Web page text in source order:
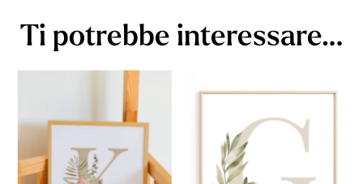
Ti potrebbe interessare…